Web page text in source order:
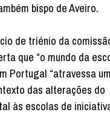
bispo de Aveiro.
de triénio da
que “o mundo da
Portugal “atravessa
das alterações do
às escolas de